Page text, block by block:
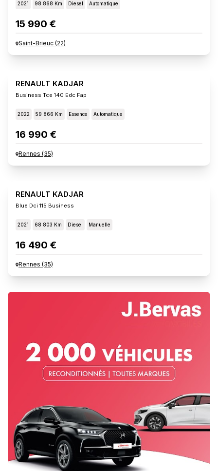
2021 98 868 Km Diesel Automatique
15 990 €
Saint-Brieuc (22)
RENAULT KADJAR
Business Tce 140 Edc Fap
2022 59 866 Km Essence Automatique
16 990 €
Rennes (35)
RENAULT KADJAR
Blue Dci 115 Business
2021 68 803 Km Diesel Manuelle
16 490 €
Rennes (35)